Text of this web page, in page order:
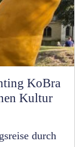
KoBra
Kultur
durch